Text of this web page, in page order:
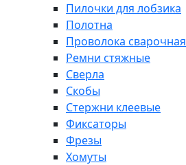
Пилочки для лобзика
Полотна
Проволока сварочная
Ремни стяжные
Сверла
Скобы
Стержни клеевые
Фиксаторы
Фрезы
Хомуты